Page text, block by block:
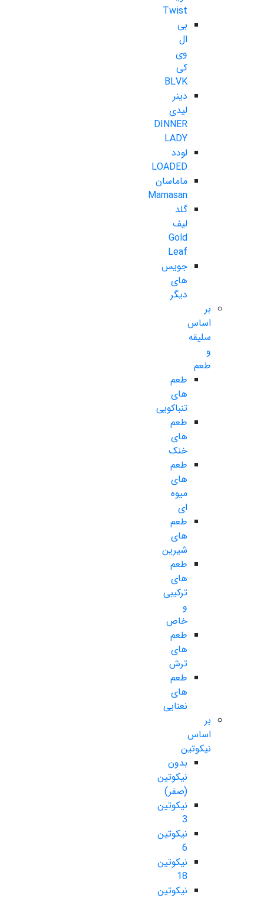
Twist
بی
ال
وی
کی
BLVK
دینر
لیدی
DINNER
LADY
لودد
LOADED
ماماسان
Mamasan
گلد
لیف
Gold
Leaf
جویس
های
دیگر
بر
اساس
سلیقه
و
طعم
طعم
های
تنباکویی
طعم
های
خنک
طعم
های
میوه
ای
طعم
های
شیرین
طعم
های
ترکیبی
و
خاص
طعم
های
ترش
طعم
های
نعنایی
بر
اساس
نیکوتین
بدون
نیکوتین
(صفر)
نیکوتین
3
نیکوتین
6
نیکوتین
18
نیکوتین